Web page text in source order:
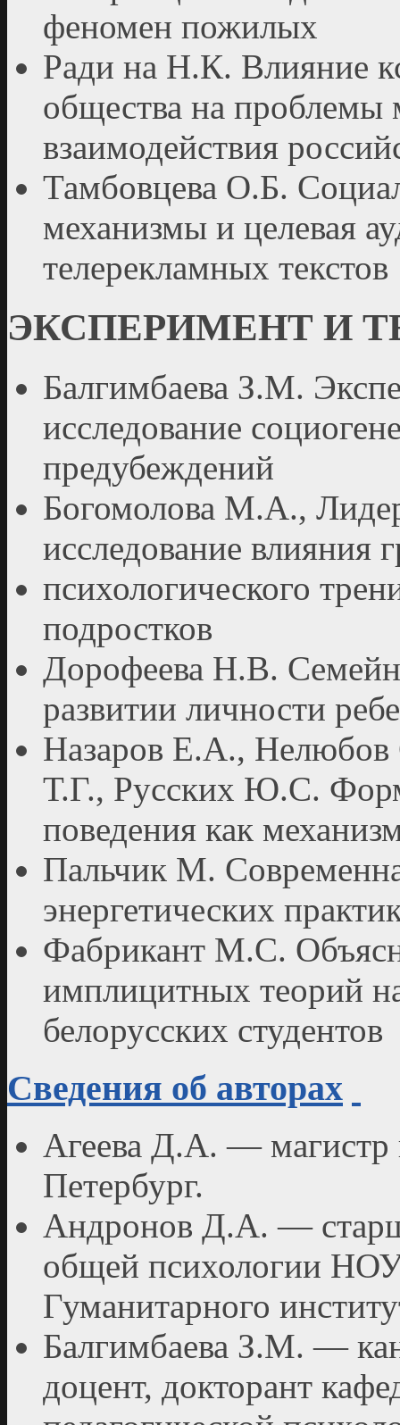
феномен пожилых
Ради на Н.К. Влияние
общества на проблемы
взаимодействия
Тамбовцева О.Б.
механизмы и целевая
телерекламных текстов
ЭКСПЕРИМЕНТ И
Балгимбаева З.М.
исследование
предубеждений
Богомолова М.А.,
исследование влияния
психологического
подростков
Дорофеева Н.В.
развитии личности
Назаров Е.А.,
Т.Г., Русских Ю.С.
поведения как
Пальчик М.
энергетических
Фабрикант М.С.
имплицитных теорий
белорусских студентов
Сведения об авторах
Агеева Д.А. —
Петербург.
Андронов Д.А. —
общей психологии
Гуманитарного
Балгимбаева З.М. —
доцент, докторант